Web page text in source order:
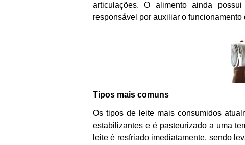
articulações. O alimento ainda
responsável por auxiliar o funcionamento
Tipos mais comuns
Os tipos de leite mais consumidos
estabilizantes e é pasteurizado a uma
leite é resfriado imediatamente, sendo